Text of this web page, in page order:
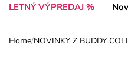
LETNÝ VÝPREDAJ %
Home/NOVINKY Z BUDDY